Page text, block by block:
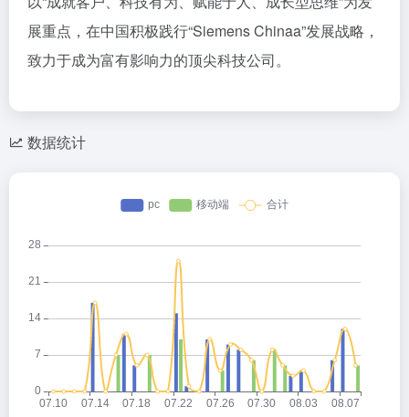
展重点，在中国积极践行“Siemens Chinaa”发展战略，
致力于成为富有影响力的顶尖科技公司。
数据统计